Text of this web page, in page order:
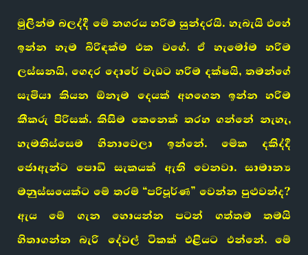
මුලින්ම බලද්දී මේ නගරය හරිම සුන්දරයි. හැබැයි එහේ
ඉන්න හැම බිරිඳක්ම එක වගේ. ඒ හැමෝම හරිම
ලස්සනයි, ගෙදර දොරේ වැඩට හරිම දක්ෂයි, තමන්ගේ
සැමියා කියන ඕනෑම දෙයක් අහගෙන ඉන්න හරිම
කීකරු පිරිසක්. කිසිම කෙනෙක් තරහ ගන්නේ නැහැ,
හැමතිස්සෙම හිනාවෙලා ඉන්නේ. මේක දකිද්දී
ජොඇන්ට පොඩි සැකයක් ඇති වෙනවා. සාමාන්‍ය
මනුස්සයෙක්ට මේ තරම් “පරිපූර්ණ” වෙන්න පුළුවන්ද?
ඇය මේ ගැන හොයන්න පටන් ගත්තම තමයි
හිතාගන්න බැරි දේවල් ටිකක් එළියට එන්නේ. මේ